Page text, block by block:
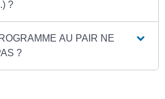
?
AU PAIR NE
?